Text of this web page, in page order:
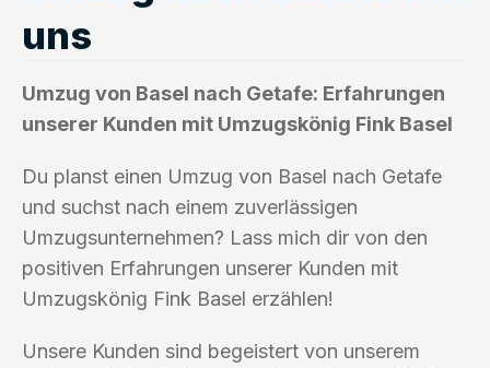
uns
Umzug von Basel nach Getafe: Erfahrungen
unserer Kunden mit Umzugskönig Fink Basel
Du planst einen Umzug von Basel nach Getafe
und suchst nach einem zuverlässigen
Umzugsunternehmen? Lass mich dir von den
positiven Erfahrungen unserer Kunden mit
Umzugskönig Fink Basel erzählen!
Unsere Kunden sind begeistert von unserem